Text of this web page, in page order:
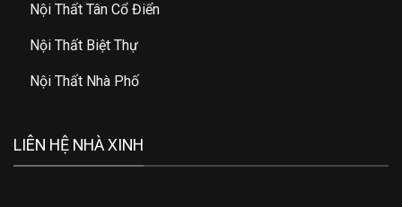
Nội Thất Tân Cổ Điển
Nội Thất Biệt Thự
Nội Thất Nhà Phố
LIÊN HỆ NHÀ XINH